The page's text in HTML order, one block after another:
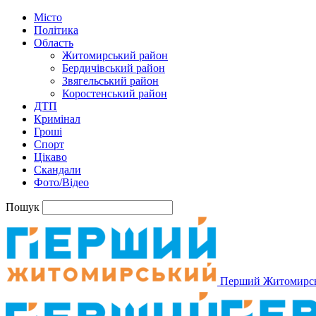
Місто
Політика
Область
Житомирський район
Бердичівський район
Звягельський район
Коростенський район
ДТП
Кримінал
Гроші
Спорт
Цікаво
Скандали
Фото/Відео
Пошук
Перший